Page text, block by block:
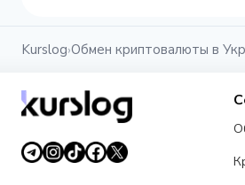
Kurslog›Обмен криптовалюты в